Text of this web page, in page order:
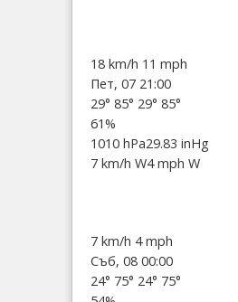
18 km/h 11 mph
Пет, 07 21:00
29° 85° 29° 85°
61%
1010 hPa29.83 inHg
7 km/h W4 mph W
7 km/h 4 mph
Съб, 08 00:00
24° 75° 24° 75°